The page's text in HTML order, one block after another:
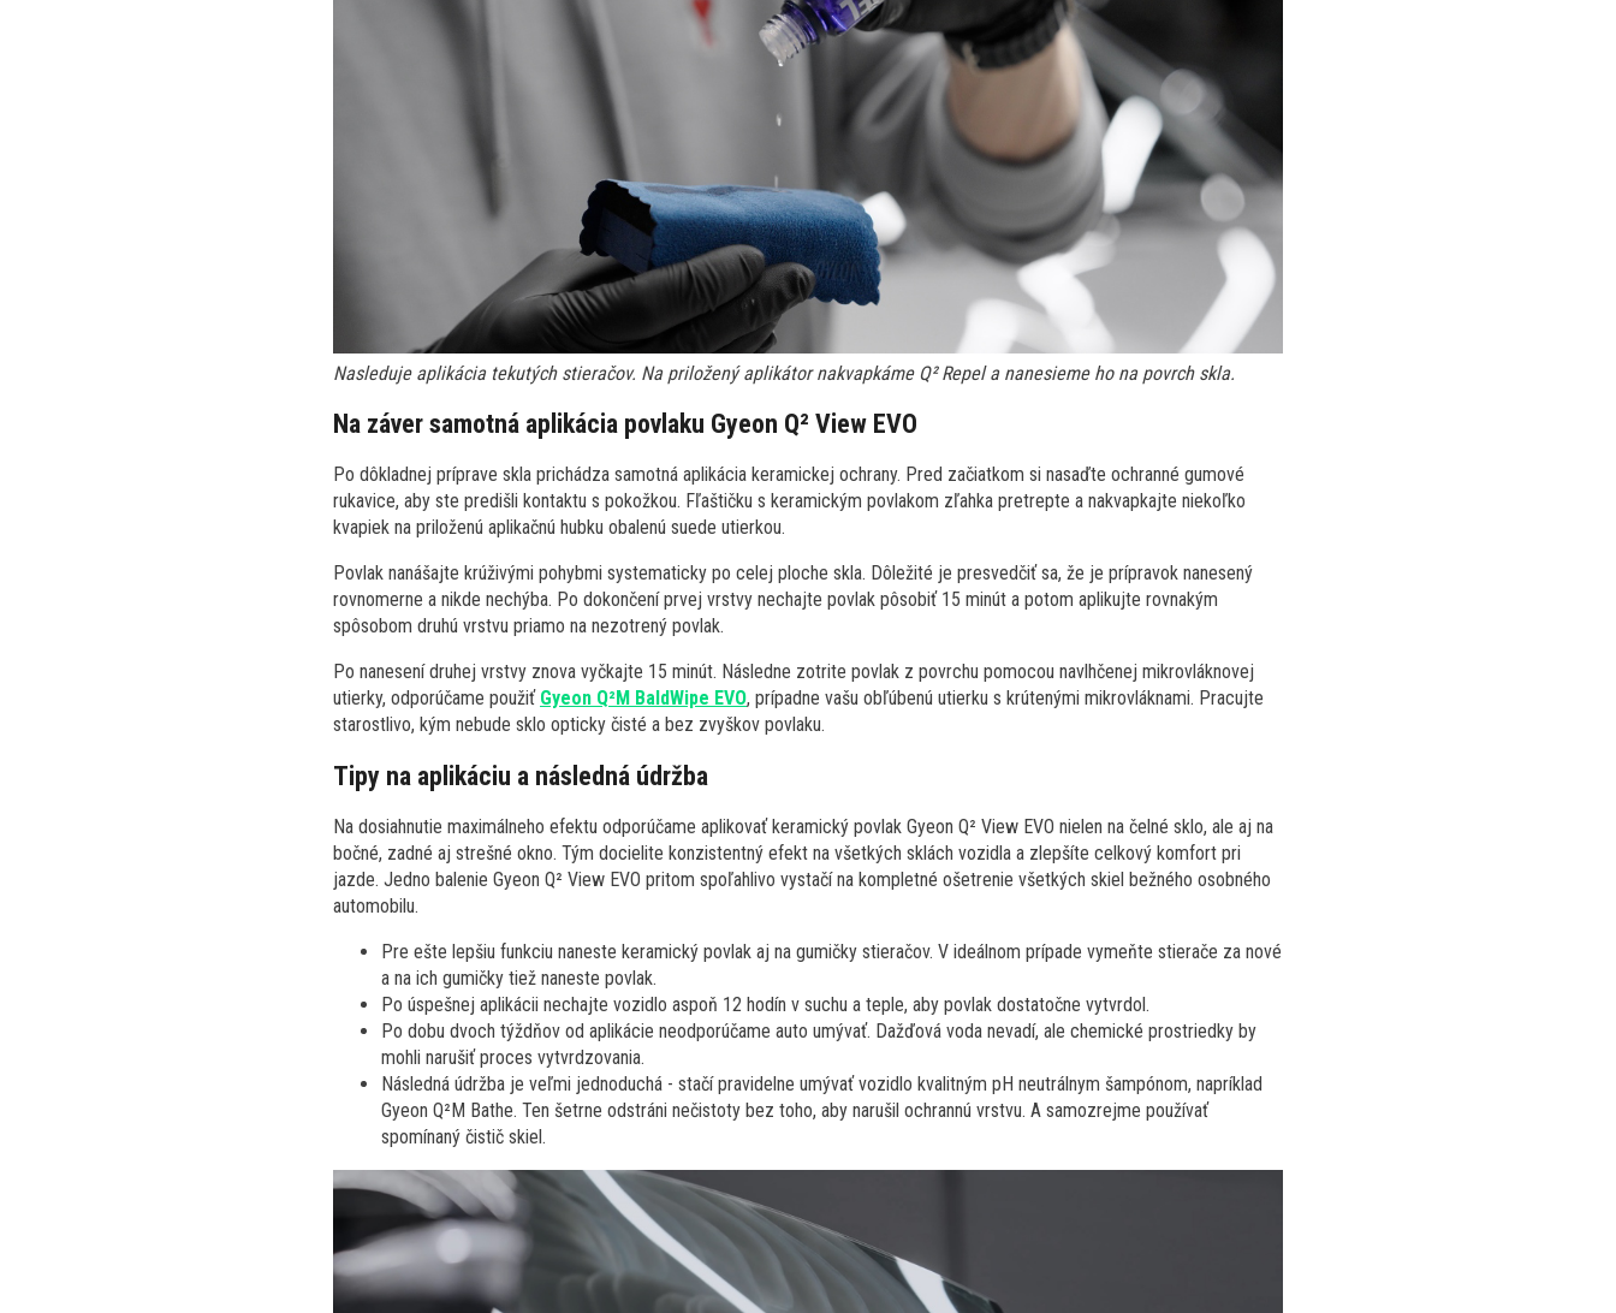
Nasleduje aplikácia tekutých stieračov. Na priložený aplikátor nakvapkáme Q² Repel a nanesieme ho na povrch skla.
Na záver samotná aplikácia povlaku Gyeon Q² View EVO
Po dôkladnej príprave skla prichádza samotná aplikácia keramickej ochrany. Pred začiatkom si nasaďte ochranné gumové
rukavice, aby ste predišli kontaktu s pokožkou. Fľaštičku s keramickým povlakom zľahka pretrepte a nakvapkajte niekoľko
kvapiek na priloženú aplikačnú hubku obalenú suede utierkou.
Povlak nanášajte krúživými pohybmi systematicky po celej ploche skla. Dôležité je presvedčiť sa, že je prípravok nanesený
rovnomerne a nikde nechýba. Po dokončení prvej vrstvy nechajte povlak pôsobiť 15 minút a potom aplikujte rovnakým
spôsobom druhú vrstvu priamo na nezotrený povlak.
Po nanesení druhej vrstvy znova vyčkajte 15 minút. Následne zotrite povlak z povrchu pomocou navlhčenej mikrovláknovej
utierky, odporúčame použiť Gyeon Q²M BaldWipe EVO, prípadne vašu obľúbenú utierku s krútenými mikrovláknami. Pracujte
starostlivo, kým nebude sklo opticky čisté a bez zvyškov povlaku.
Tipy na aplikáciu a následná údržba
Na dosiahnutie maximálneho efektu odporúčame aplikovať keramický povlak Gyeon Q² View EVO nielen na čelné sklo, ale aj na
bočné, zadné aj strešné okno. Tým docielite konzistentný efekt na všetkých sklách vozidla a zlepšíte celkový komfort pri
jazde. Jedno balenie Gyeon Q² View EVO pritom spoľahlivo vystačí na kompletné ošetrenie všetkých skiel bežného osobného
automobilu.
Pre ešte lepšiu funkciu naneste keramický povlak aj na gumičky stieračov. V ideálnom prípade vymeňte stierače za nové
a na ich gumičky tiež naneste povlak.
Po úspešnej aplikácii nechajte vozidlo aspoň 12 hodín v suchu a teple, aby povlak dostatočne vytvrdol.
Po dobu dvoch týždňov od aplikácie neodporúčame auto umývať. Dažďová voda nevadí, ale chemické prostriedky by
mohli narušiť proces vytvrdzovania.
Následná údržba je veľmi jednoduchá - stačí pravidelne umývať vozidlo kvalitným pH neutrálnym šampónom, napríklad
Gyeon Q²M Bathe. Ten šetrne odstráni nečistoty bez toho, aby narušil ochrannú vrstvu. A samozrejme používať
spomínaný čistič skiel.